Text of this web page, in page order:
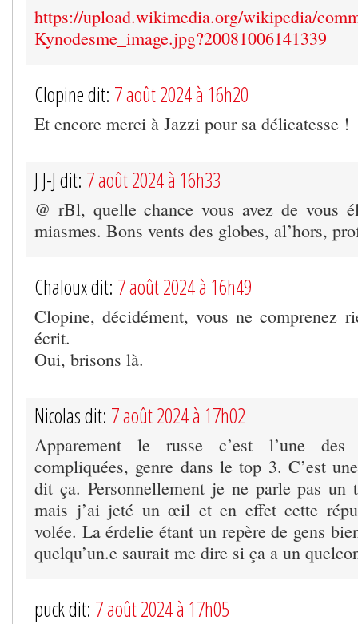
https://upload.wikimedia.org/wikipedia/
Kynodesme_image.jpg?20081006141339
Clopine dit: 7 août 2024 à 16h20
Et encore merci à Jazzi pour sa délicatesse !
J J-J dit: 7 août 2024 à 16h33
@ rBl, quelle chance vous avez de vous
miasmes. Bons vents des globes, al’hors,
Chaloux dit: 7 août 2024 à 16h49
Clopine, décidément, vous ne comprenez
écrit.
Oui, brisons là.
Nicolas dit: 7 août 2024 à 17h02
Apparement le russe c’est l’une
compliquées, genre dans le top 3. C’est
dit ça. Personnellement je ne parle pas un
mais j’ai jeté un œil et en effet cette
volée. La érdelie étant un repère de gens
quelqu’un.e saurait me dire si ça a un
puck dit: 7 août 2024 à 17h05